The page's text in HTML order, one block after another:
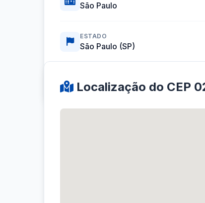
São Paulo
ESTADO
São Paulo (SP)
Localização do CEP